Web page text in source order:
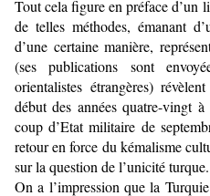
Tout cela figure en préface d’un
de telles méthodes, émanant
d’une certaine manière,
(ses publications sont
orientalistes étrangères)
début des années quatre-vingt
coup d’Etat militaire de
retour en force du kémalisme
sur la question de l’unicité turque.
On a l’impression que la